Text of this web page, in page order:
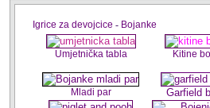
Igrice za devojcice - Bojanke
Umjetnička tabla Kitine
Mladi par Garfield